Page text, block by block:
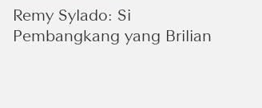
Remy Sylado: Si
Pembangkang yang Brilian